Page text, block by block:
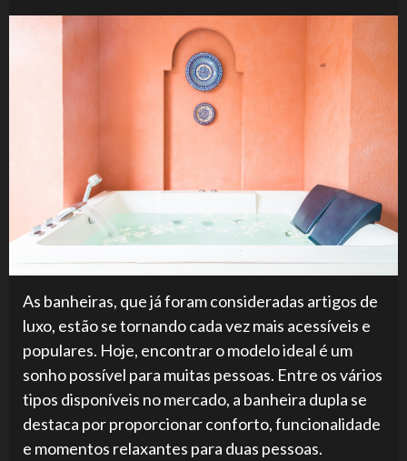
As banheiras, que já foram consideradas artigos de
luxo, estão se tornando cada vez mais acessíveis e
populares. Hoje, encontrar o modelo ideal é um
sonho possível para muitas pessoas. Entre os vários
tipos disponíveis no mercado, a banheira dupla se
destaca por proporcionar conforto, funcionalidade
e momentos relaxantes para duas pessoas.